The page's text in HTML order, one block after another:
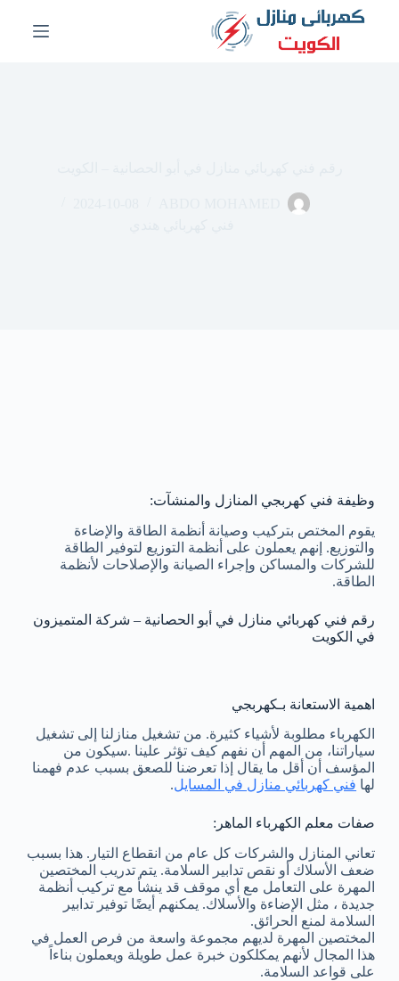
وظيفة فني كهربجي المنازل والمنشآت:
يقوم المختص بتركيب وصيانة أنظمة الطاقة والإضاءة
والتوزيع. إنهم يعملون على أنظمة التوزيع لتوفير الطاقة
للشركات والمساكن وإجراء الصيانة والإصلاحات لأنظمة
الطاقة.
رقم فني كهربائي منازل في أبو الحصانية – شركة المتميزون
في الكويت
اهمية الاستعانة بـكهربجي
الكهرباء مطلوبة لأشياء كثيرة. من تشغيل منازلنا إلى تشغيل
سياراتنا، من المهم أن نفهم كيف تؤثر علينا .سيكون من
المؤسف أن أقل ما يقال إذا تعرضنا للصعق بسبب عدم فهمنا
لها فني كهربائي منازل في المسايل.
صفات معلم الكهرباء الماهر:
تعاني المنازل والشركات كل عام من انقطاع التيار. هذا بسبب
ضعف الأسلاك أو نقص تدابير السلامة. يتم تدريب المختصين
المهرة على التعامل مع أي موقف قد ينشأ مع تركيب أنظمة
جديدة ، مثل الإضاءة والأسلاك. يمكنهم أيضًا توفير تدابير
السلامة لمنع الحرائق.
المختصين المهرة لديهم مجموعة واسعة من فرص العمل في
هذا المجال لأنهم يمكلكون خبرة عمل طويلة ويعملون بناءاً
على قواعد السلامة.